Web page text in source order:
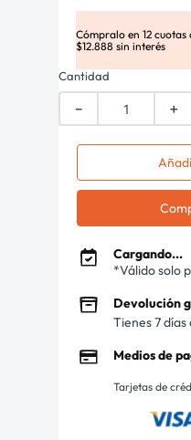
Cómpralo en 12 cuotas
$12.888 sin interés
Cantidad
＋
－
Cargando...
*Válido solo
Devolución
Tienes 7
Medios de
Tarjetas de